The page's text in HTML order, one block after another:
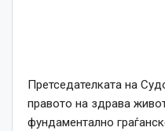
Претседателката на
правото на здрава
фундаментално